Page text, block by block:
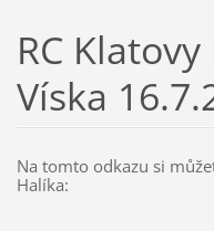
RC
Víska
Na tomto odkazu si
Halíka: